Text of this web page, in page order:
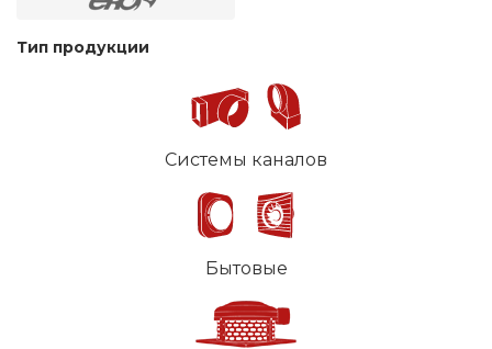
Тип продукции
Системы каналов
Бытовые